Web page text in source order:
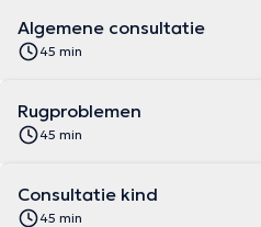
Algemene consultatie
45 min
Rugproblemen
45 min
Consultatie kind
45 min